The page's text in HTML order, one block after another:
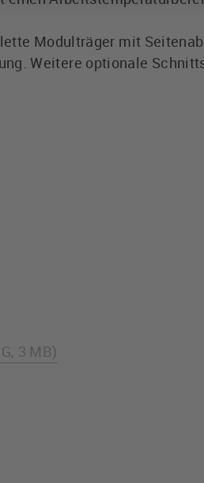
Modulträger mit
Weitere optionale
3 MB)